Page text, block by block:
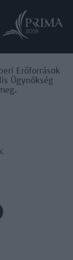
Erőforrások
Ügynökség